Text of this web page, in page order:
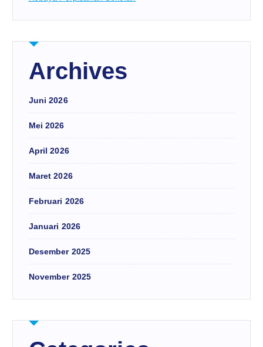
Archives
Juni 2026
Mei 2026
April 2026
Maret 2026
Februari 2026
Januari 2026
Desember 2025
November 2025